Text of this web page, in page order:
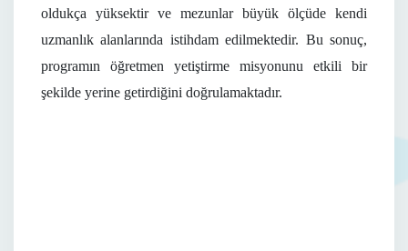
oldukça yüksektir ve mezunlar büyük ölçüde kendi
uzmanlık alanlarında istihdam edilmektedir. Bu sonuç,
programın öğretmen yetiştirme misyonunu etkili bir
şekilde yerine getirdiğini doğrulamaktadır.